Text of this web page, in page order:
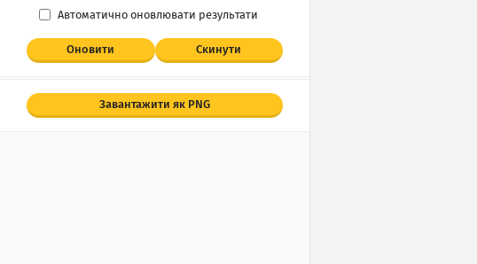
Автоматично оновлювати результати
Оновити Скинути
Завантажити як PNG